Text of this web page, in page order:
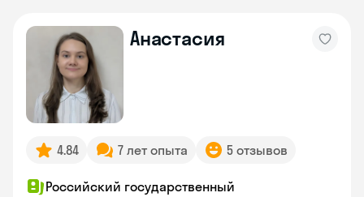
Анастасия
4.84 7 лет опыта 5 отзывов
Российский государственный